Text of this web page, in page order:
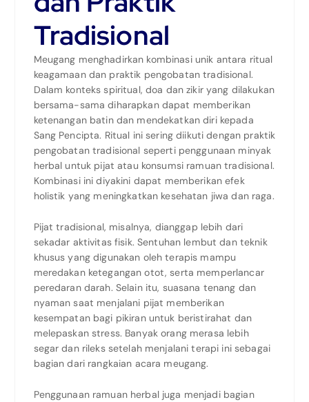
Tradisional
Meugang menghadirkan kombinasi unik antara ritual
keagamaan dan praktik pengobatan tradisional.
Dalam konteks spiritual, doa dan zikir yang dilakukan
bersama-sama diharapkan dapat memberikan
ketenangan batin dan mendekatkan diri kepada
Sang Pencipta. Ritual ini sering diikuti dengan praktik
pengobatan tradisional seperti penggunaan minyak
herbal untuk pijat atau konsumsi ramuan tradisional.
Kombinasi ini diyakini dapat memberikan efek
holistik yang meningkatkan kesehatan jiwa dan raga.
Pijat tradisional, misalnya, dianggap lebih dari
sekadar aktivitas fisik. Sentuhan lembut dan teknik
khusus yang digunakan oleh terapis mampu
meredakan ketegangan otot, serta memperlancar
peredaran darah. Selain itu, suasana tenang dan
nyaman saat menjalani pijat memberikan
kesempatan bagi pikiran untuk beristirahat dan
melepaskan stress. Banyak orang merasa lebih
segar dan rileks setelah menjalani terapi ini sebagai
bagian dari rangkaian acara meugang.
Penggunaan ramuan herbal juga menjadi bagian